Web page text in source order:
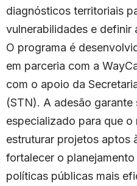
diagnósticos territoriais
vulnerabilidades e definir
O programa é
em parceria com a
com o apoio da
(STN). A adesão
especializado para que o
estruturar projetos aptos
fortalecer o
políticas públicas mais